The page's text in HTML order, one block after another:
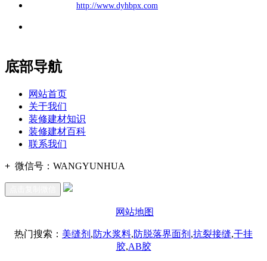
http://www.dyhbpx.com
底部导航
网站首页
关于我们
装修建材知识
装修建材百科
联系我们
+ 微信号： WANGYUNHUA
网站地图
热门搜索： 美缝剂 ,防水浆料,防脱落界面剂 ,抗裂接缝,干挂
胶,AB胶